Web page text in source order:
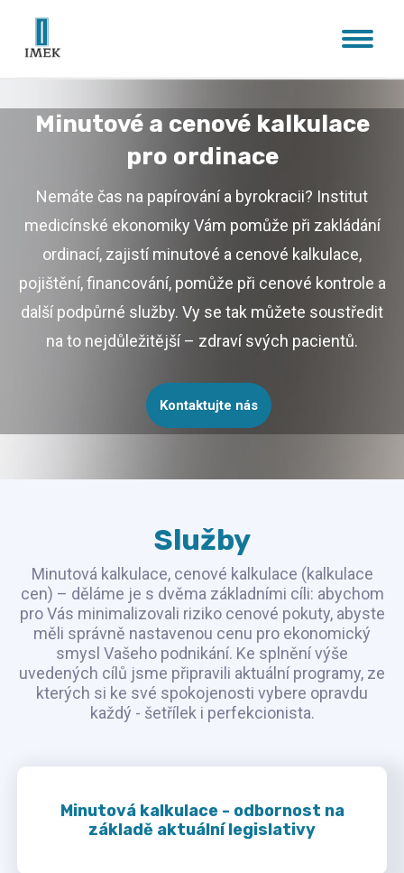
Minutové a cenové kalkulace
pro ordinace
Nemáte čas na papírování a byrokracii? Institut
medicínské ekonomiky Vám pomůže při zakládání
ordinací, zajistí minutové a cenové kalkulace,
pojištění, financování, pomůže při cenové kontrole a
další podpůrné služby. Vy se tak můžete soustředit
na to nejdůležitější – zdraví svých pacientů.
Kontaktujte nás
Služby
Minutová kalkulace, cenové kalkulace (kalkulace
cen) – děláme je s dvěma základními cíli: abychom
pro Vás minimalizovali riziko cenové pokuty, abyste
měli správně nastavenou cenu pro ekonomický
smysl Vašeho podnikání. Ke splnění výše
uvedených cílů jsme připravili aktuální programy, ze
kterých si ke své spokojenosti vybere opravdu
každý - šetřílek i perfekcionista.
Minutová kalkulace - odbornost na
základě aktuální legislativy